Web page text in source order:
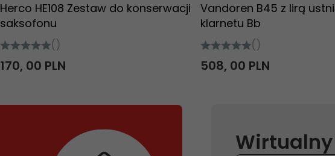
Herco HE108 Zestaw do konserwacji
saksofonu
()
170, 00 PLN
Vandoren B45 z lirą
klarnetu Bb
()
508, 00 PLN